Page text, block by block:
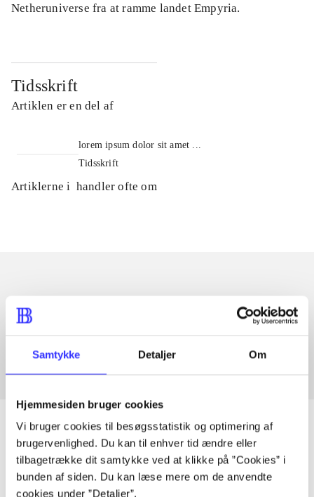
Samtykke Detaljer Om
Hjemmesiden bruger cookies
Vi bruger cookies til besøgsstatistik og optimering af
brugervenlighed. Du kan til enhver tid ændre eller
tilbagetrække dit samtykke ved at klikke på ”Cookies” i
bunden af siden. Du kan læse mere om de anvendte
cookies under ”Detaljer”.
Netheruniverse fra at ramme landet Empyria.
Tidsskrift
Artiklen er en del af
lorem ipsum dolor sit amet ...
Tidsskrift
Artiklerne i handler ofte om
Artikler med samme emner
Fra
Artikler
Alle registrerede artikler fordelt på udgivelser